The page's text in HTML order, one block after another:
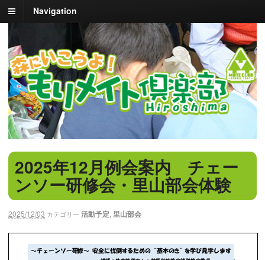
Navigation
2025年12月例会案内 チェー
ンソー研修会・里山部会体験
2025/12/03 カテゴリー 活動予定 里山部会